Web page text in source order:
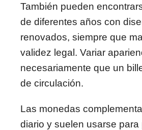
También pueden
de diferentes años con
renovados, siempre que
validez legal. Variar
necesariamente que un
de circulación.
Las monedas
diario y suelen usarse para